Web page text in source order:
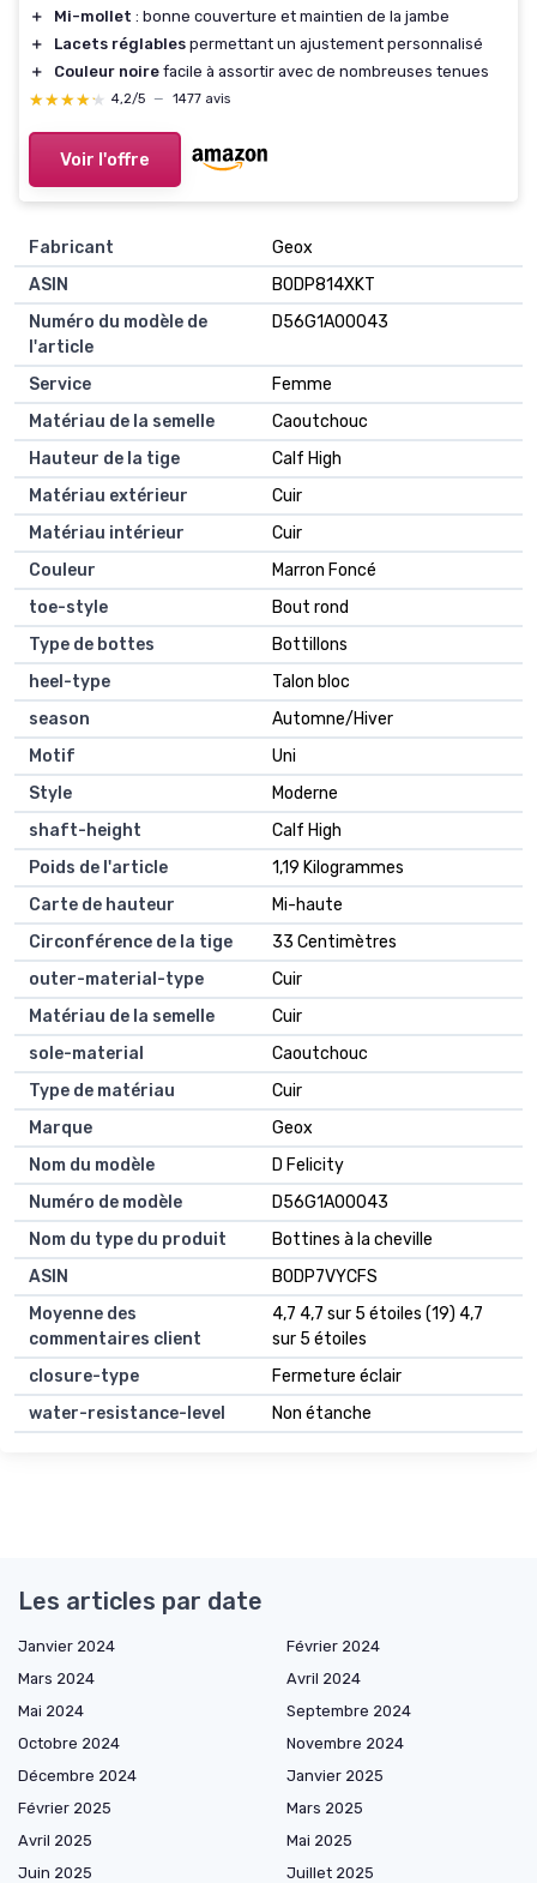
＋ Mi-mollet : bonne couverture et maintien de la jambe
＋
Lacets réglables permettant un ajustement personnalisé
＋
Couleur noire facile à assortir avec de nombreuses tenues
★★★★★
★★★★★ 4,2/5 — 1477 avis
Voir l'offre
Fabricant
Geox
ASIN
B0DP814XKT
Numéro du modèle de
l'article
D56G1A00043
Service
Femme
Matériau de la semelle
Caoutchouc
Hauteur de la tige
Calf High
Matériau extérieur
Cuir
Matériau intérieur
Cuir
Couleur
Marron Foncé
toe-style
Bout rond
Type de bottes
Bottillons
heel-type
Talon bloc
season
Automne/Hiver
Motif
Uni
Style
Moderne
shaft-height
Calf High
Poids de l'article
1,19 Kilogrammes
Carte de hauteur
Mi-haute
Circonférence de la tige
33 Centimètres
outer-material-type
Cuir
Matériau de la semelle
Cuir
sole-material
Caoutchouc
Type de matériau
Cuir
Marque
Geox
Nom du modèle
D Felicity
Numéro de modèle
D56G1A00043
Nom du type du produit
Bottines à la cheville
ASIN
B0DP7VYCFS
Moyenne des
commentaires client
4,7 4,7 sur 5 étoiles (19) 4,7
sur 5 étoiles
closure-type
Fermeture éclair
water-resistance-level
Non étanche
Les articles par date
Janvier 2024
Février 2024
Mars 2024
Avril 2024
Mai 2024
Septembre 2024
Octobre 2024
Novembre 2024
Décembre 2024
Janvier 2025
Février 2025
Mars 2025
Avril 2025
Mai 2025
Juin 2025
Juillet 2025